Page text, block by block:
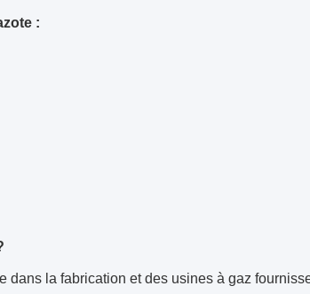
:
dans la fabrication et des usines à gaz